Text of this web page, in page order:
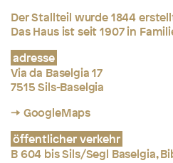
Der Stallteil wurde 1844
Das Haus ist seit 1907 in
adresse
Via da Baselgia 17
7515 Sils-Baselgia
→ GoogleMaps
öffentlicher verkehr
B 604 bis Sils/Segl Baselgia,